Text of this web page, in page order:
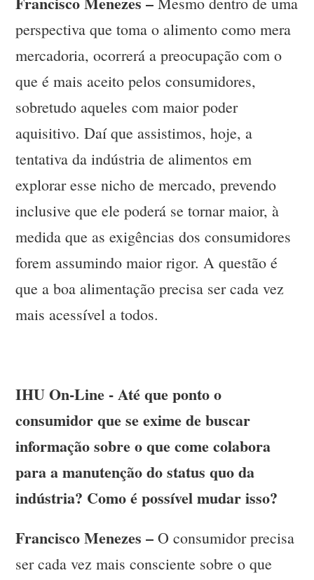
perspectiva que toma o alimento como mera
mercadoria, ocorrerá a preocupação com o
que é mais aceito pelos consumidores,
sobretudo aqueles com maior poder
aquisitivo. Daí que assistimos, hoje, a
tentativa da indústria de alimentos em
explorar esse nicho de mercado, prevendo
inclusive que ele poderá se tornar maior, à
medida que as exigências dos consumidores
forem assumindo maior rigor. A questão é
que a boa alimentação precisa ser cada vez
mais acessível a todos.
IHU On-Line - Até que ponto o
consumidor que se exime de buscar
informação sobre o que come colabora
para a manutenção do status quo da
indústria? Como é possível mudar isso?
Francisco Menezes – O consumidor precisa
ser cada vez mais consciente sobre o que